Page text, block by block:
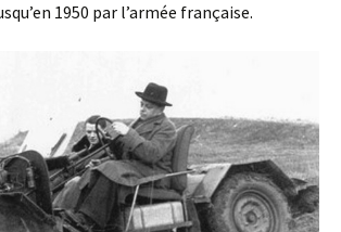
1950 par l’armée française.